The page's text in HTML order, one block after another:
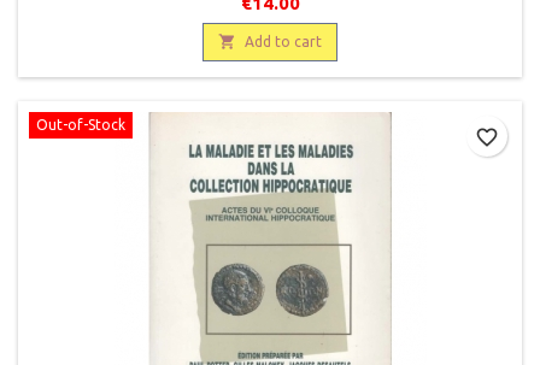
 Add to cart
Out-of-Stock
favorite_border